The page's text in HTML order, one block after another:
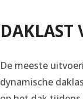
DAKLAST
De meeste
dynamische